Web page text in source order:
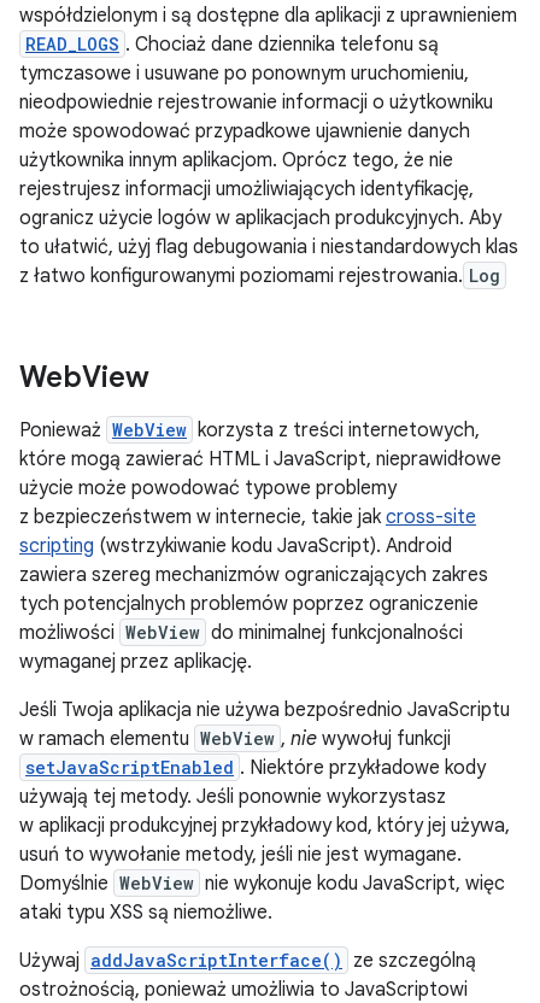
współdzielonym i są dostępne dla aplikacji z uprawnieniem
READ_LOGS . Chociaż dane dziennika telefonu są
tymczasowe i usuwane po ponownym uruchomieniu,
nieodpowiednie rejestrowanie informacji o użytkowniku
może spowodować przypadkowe ujawnienie danych
użytkownika innym aplikacjom. Oprócz tego, że nie
rejestrujesz informacji umożliwiających identyfikację,
ogranicz użycie logów w aplikacjach produkcyjnych. Aby
to ułatwić, użyj flag debugowania i niestandardowych klas
z łatwo konfigurowanymi poziomami rejestrowania. Log
WebView
Ponieważ WebView korzysta z treści internetowych,
które mogą zawierać HTML i JavaScript, nieprawidłowe
użycie może powodować typowe problemy
z bezpieczeństwem w internecie, takie jak cross-site
scripting (wstrzykiwanie kodu JavaScript). Android
zawiera szereg mechanizmów ograniczających zakres
tych potencjalnych problemów poprzez ograniczenie
możliwości WebView do minimalnej funkcjonalności
wymaganej przez aplikację.
Jeśli Twoja aplikacja nie używa bezpośrednio JavaScriptu
w ramach elementu WebView , nie wywołuj funkcji
setJavaScriptEnabled . Niektóre przykładowe kody
używają tej metody. Jeśli ponownie wykorzystasz
w aplikacji produkcyjnej przykładowy kod, który jej używa,
usuń to wywołanie metody, jeśli nie jest wymagane.
Domyślnie WebView nie wykonuje kodu JavaScript, więc
ataki typu XSS są niemożliwe.
Używaj addJavaScriptInterface()
ze szczególną
ostrożnością, ponieważ umożliwia to JavaScriptowi